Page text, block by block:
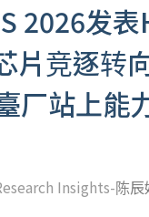
2026发
片竞逐转
站上能
Insights-陈辰